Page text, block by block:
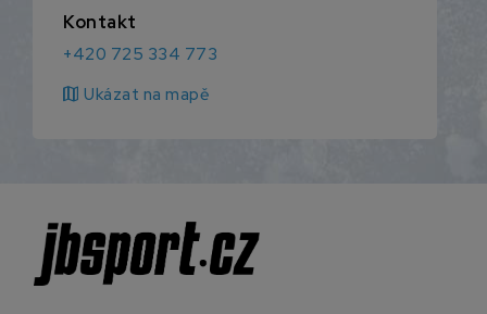
Kontakt
+420 725 334 773
map Ukázat na mapě